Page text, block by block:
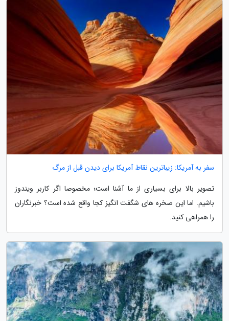
سفر به آمریکا: زیباترین نقاط آمریکا برای دیدن قبل از مرگ
تصویر بالا برای بسیاری از ما آشنا است؛ مخصوصا اگر کاربر ویندوز
باشیم. اما این صخره های شگفت انگیز کجا واقع شده است؟ خبرنگاران
را همراهی کنید.